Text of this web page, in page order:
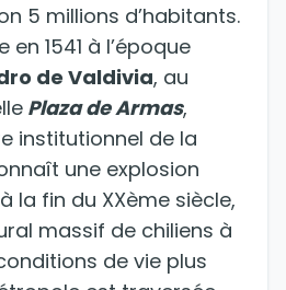
5 millions d’habitants.
1541 à l’époque
de Valdivia, au
Plaza de Armas,
institutionnel de la
une explosion
la fin du XXème siècle,
massif de chiliens à
de vie plus